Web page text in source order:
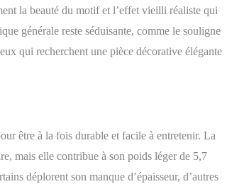
la beauté du motif et l’effet vieilli réaliste qui
générale reste séduisante, comme le souligne
qui recherchent une pièce décorative élégante
être à la fois durable et facile à entretenir. La
mais elle contribue à son poids léger de 5,7
déplorent son manque d’épaisseur, d’autres